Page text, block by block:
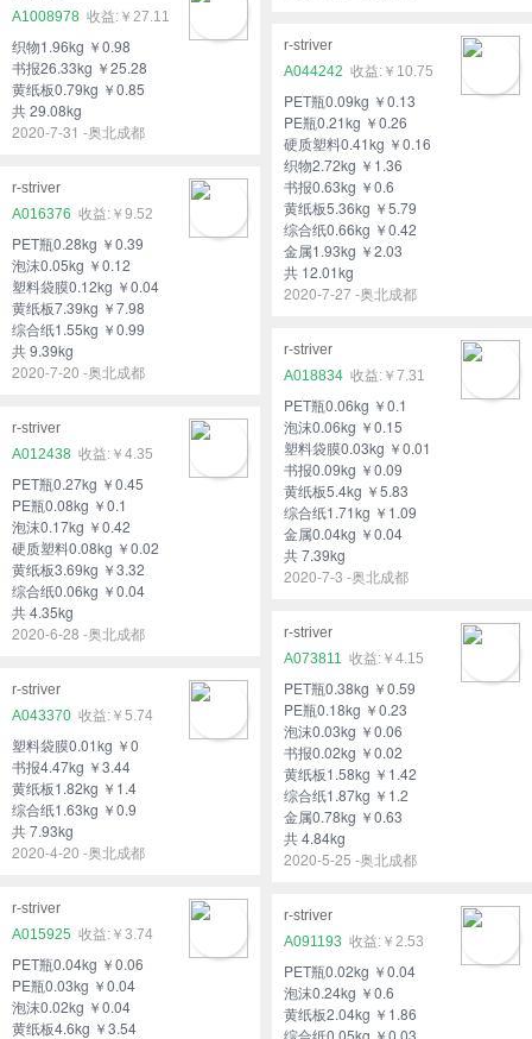
A1008978
￥27.11
织物1.96kg ￥0.98
书报26.33kg ￥25.28
黄纸板0.79kg ￥0.85
共 29.08kg
2020-7-31 -奥北成都
r-striver
A044242
￥10.75
PET瓶0.09kg ￥0.13
PE瓶0.21kg ￥0.26
硬质塑料0.41kg ￥0.16
织物2.72kg ￥1.36
书报0.63kg ￥0.6
黄纸板5.36kg ￥5.79
综合纸0.66kg ￥0.42
金属1.93kg ￥2.03
共 12.01kg
2020-7-27 -奥北成都
r-striver
A016376
￥9.52
PET瓶0.28kg ￥0.39
泡沫0.05kg ￥0.12
塑料袋膜0.12kg ￥0.04
黄纸板7.39kg ￥7.98
综合纸1.55kg ￥0.99
共 9.39kg
2020-7-20 -奥北成都
r-striver
A018834
￥7.31
PET瓶0.06kg ￥0.1
泡沫0.06kg ￥0.15
塑料袋膜0.03kg ￥0.01
书报0.09kg ￥0.09
黄纸板5.4kg ￥5.83
综合纸1.71kg ￥1.09
金属0.04kg ￥0.04
共 7.39kg
2020-7-3 -奥北成都
r-striver
A012438
￥4.35
PET瓶0.27kg ￥0.45
PE瓶0.08kg ￥0.1
泡沫0.17kg ￥0.42
硬质塑料0.08kg ￥0.02
黄纸板3.69kg ￥3.32
综合纸0.06kg ￥0.04
共 4.35kg
2020-6-28 -奥北成都
r-striver
A073811
￥4.15
PET瓶0.38kg ￥0.59
PE瓶0.18kg ￥0.23
泡沫0.03kg ￥0.06
书报0.02kg ￥0.02
黄纸板1.58kg ￥1.42
综合纸1.87kg ￥1.2
金属0.78kg ￥0.63
共 4.84kg
2020-5-25 -奥北成都
r-striver
A043370
￥5.74
塑料袋膜0.01kg ￥0
书报4.47kg ￥3.44
黄纸板1.82kg ￥1.4
综合纸1.63kg ￥0.9
共 7.93kg
2020-4-20 -奥北成都
r-striver
A015925
￥3.74
PET瓶0.04kg ￥0.06
PE瓶0.03kg ￥0.04
泡沫0.02kg ￥0.04
黄纸板4.6kg ￥3.54
r-striver
A091193
￥2.53
PET瓶0.02kg ￥0.04
泡沫0.24kg ￥0.6
黄纸板2.04kg ￥1.86
综合纸0.05kg ￥0.03